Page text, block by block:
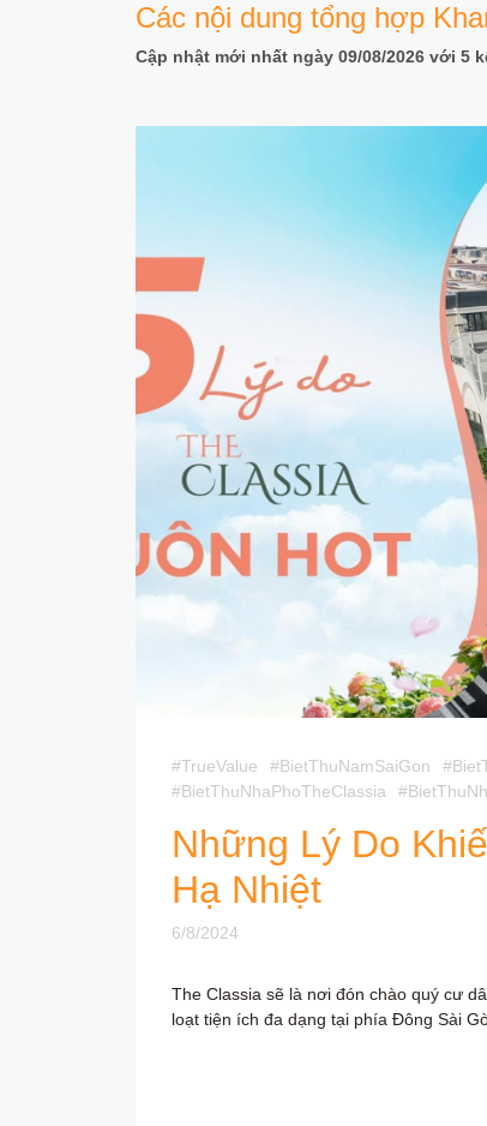
Các nội dung tổng hợp
Cập nhật mới nhất ngày 09/08/2026 với 5
#TrueValue #BietThuNamSaiGon
#BietThuNhaPhoTheClassia
Những Lý Do
Hạ Nhiệt
6/8/2024
The Classia sẽ là nơi đón chào quý cư
loạt tiện ích đa dạng tại phía Đông Sài